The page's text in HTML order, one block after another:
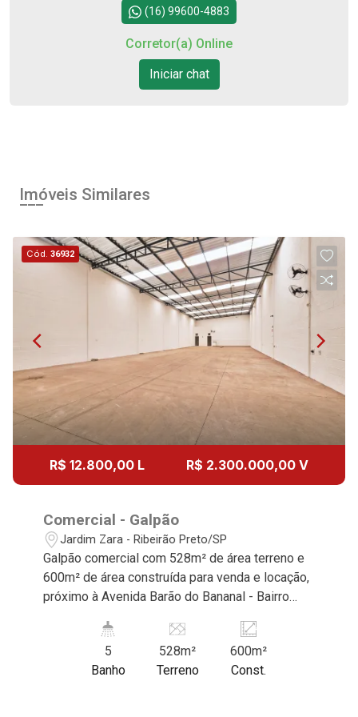
Continuar
(16) 99600-4883
Corretor(a) Online
Iniciar chat
Imóveis Similares
Cód.36932
R$ 12.800,00 L R$ 2.300.000,00 V
Comercial - Galpão
Jardim Zara - Ribeirão Preto/SP
Galpão comercial com 528m² de área terreno e
600m² de área construída para venda e locação,
próximo à Avenida Barão do Bananal - Bairro
características deste imóvel que a Martinelli
Imobiliária selecionou para você: - 528m² de
área terreno e 600m² de área construída - Salão
5
Banho
528m²
Terreno
600m²
Const.